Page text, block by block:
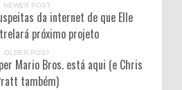
NEWER POST
da internet de que Elle
próximo projeto
OLDER POST
Mario Bros. está aqui (e Chris
também)